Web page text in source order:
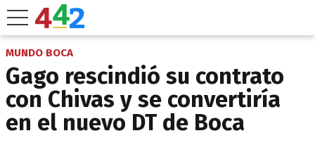
MUNDO BOCA
Gago rescindió su contrato
con Chivas y se convertiría
en el nuevo DT de Boca